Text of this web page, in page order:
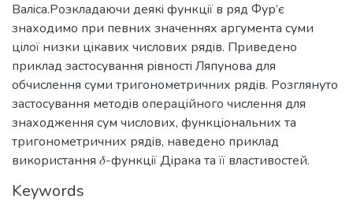
Валiса.Розкладаючи деякi функцiї в ряд Фур’є
знаходимо при певних значеннях аргумента суми
цiлої низки цiкавих числових рядiв. Приведено
приклад застосування рiвностi Ляпунова для
обчислення суми тригонометричних рядiв. Розглянуто
застосування методiв операцiйного числення для
знаходження сум числових, функцiональних та
тригонометричних рядiв, наведено приклад
використання 𝛿-функцiї Дiрака та її властивостей.
Keywords